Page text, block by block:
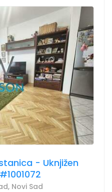
- Uknjižen
Novi Sad